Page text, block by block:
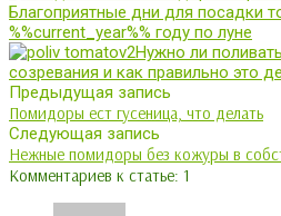
Благоприятные дни для посадки
%%current_year%% году по луне
Нужно ли
созревания и как правильно это
Предыдущая запись
Помидоры ест гусеница, что делать
Следующая запись
Нежные помидоры без кожуры в
Комментариев к статье: 1